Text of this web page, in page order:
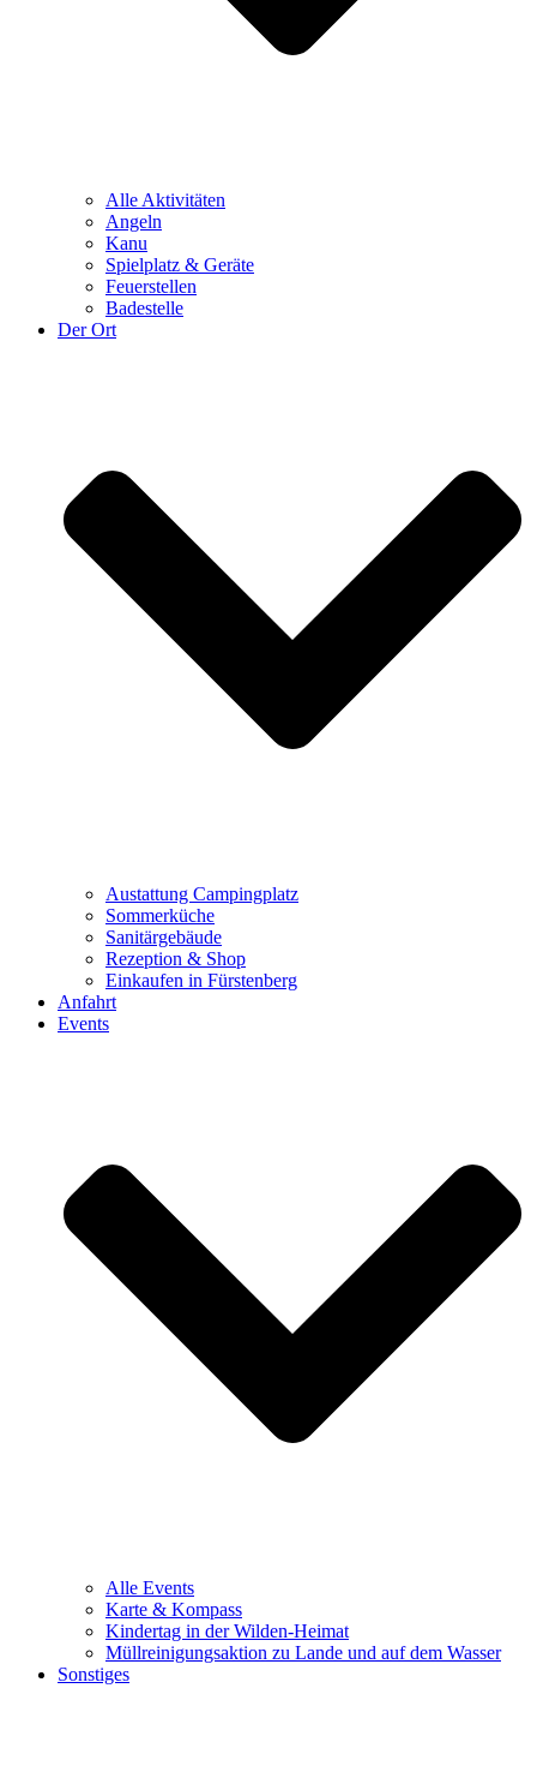
Alle Aktivitäten
Angeln
Kanu
Spielplatz & Geräte
Feuerstellen
Badestelle
Der Ort
Austattung Campingplatz
Sommerküche
Sanitärgebäude
Rezeption & Shop
Einkaufen in Fürstenberg
Anfahrt
Events
Alle Events
Karte & Kompass
Kindertag in der Wilden-Heimat
Müllreinigungsaktion zu Lande und auf dem Wasser
Sonstiges